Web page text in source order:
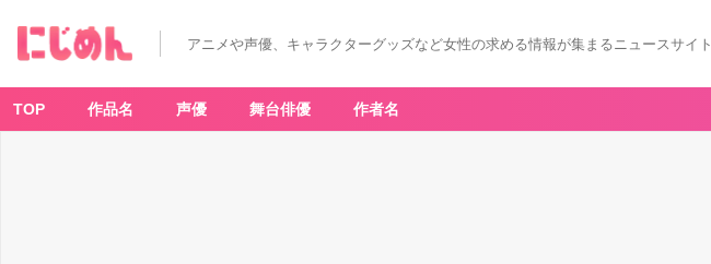
アニメや声優、キャラクターグッズなど女性の求める情報が集まるニュースサイト
TOP 作品名 声優 舞台俳優 作者名